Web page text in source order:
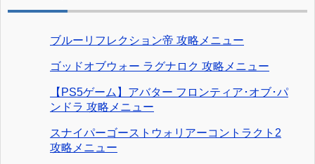
ブルーリフレクション帝 攻略メニュー
ゴッドオブウォー ラグナロク 攻略メニュー
【PS5ゲーム】アバター フロンティア･オブ･パ
ンドラ 攻略メニュー
スナイパーゴーストウォリアーコントラクト2
攻略メニュー